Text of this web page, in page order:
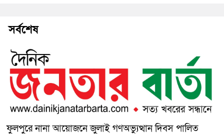
সর্বশেষ
ফুলপুরে নানা আয়োজনে জুলাই গণঅভ্যুত্থান দিবস পালিত